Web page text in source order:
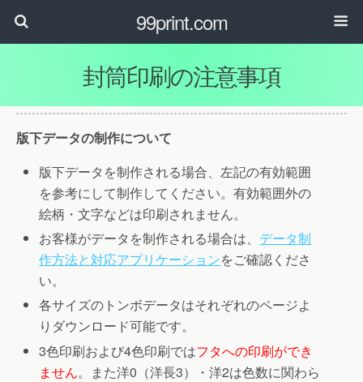
99print.com
封筒印刷の注意事項
版下データの制作について
版下データを制作される場合、左記の有効範囲
を参考にして制作してください。有効範囲外の
絵柄・文字などは印刷されません。
お客様がデータを制作される場合は、 データ制
作方法と対応アプリケーションをご確認くださ
い。
各サイズのトンボデータはそれぞれのページよ
りダウンロード可能です。
3色印刷および4色印刷ではフタへの印刷ができ
ません。また洋0（洋長3）・洋2は色数に関わら